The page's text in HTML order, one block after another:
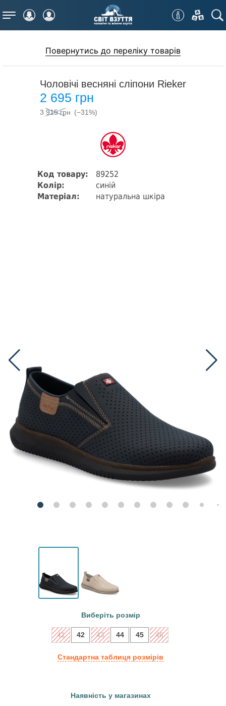
Меню
Повернутись до переліку товарів
Чоловічі весняні сліпони Rieker
2 695 грн
3 915 грн (−31%)
Код товару:
89252
Колір:
синій
Матеріал:
натуральна шкіра
Виберіть розмір
41 42 43 44 45 46
Стандартна таблиця розмірів
Наявність у магазинах